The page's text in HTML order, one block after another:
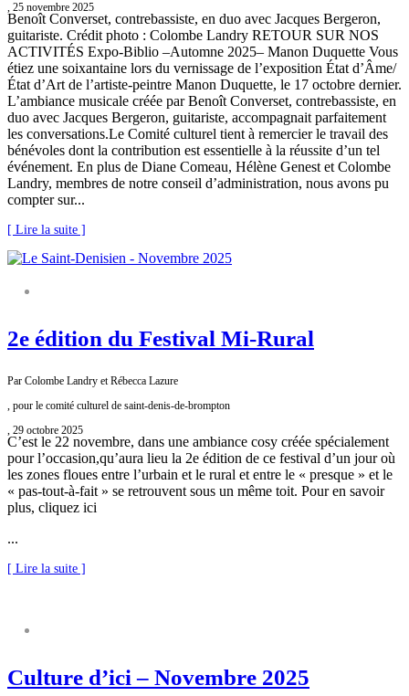
, 25 novembre 2025
Benoît Converset, contrebassiste, en duo avec Jacques Bergeron,
guitariste. Crédit photo : Colombe Landry RETOUR SUR NOS
ACTIVITÉS Expo-Biblio –Automne 2025– Manon Duquette Vous
étiez une soixantaine lors du vernissage de l’exposition État d’Âme/
État d’Art de l’artiste-peintre Manon Duquette, le 17 octobre dernier.
L’ambiance musicale créée par Benoît Converset, contrebassiste, en
duo avec Jacques Bergeron, guitariste, accompagnait parfaitement
les conversations.Le Comité culturel tient à remercier le travail des
bénévoles dont la contribution est essentielle à la réussite d’un tel
événement. En plus de Diane Comeau, Hélène Genest et Colombe
Landry, membres de notre conseil d’administration, nous avons pu
compter sur...
[ Lire la suite ]
2e édition du Festival Mi-Rural
Par Colombe Landry et Rébecca Lazure
, pour le comité culturel de saint-denis-de-brompton
, 29 octobre 2025
C’est le 22 novembre, dans une ambiance cosy créée spécialement
pour l’occasion,qu’aura lieu la 2e édition de ce festival d’un jour où
les zones floues entre l’urbain et le rural et entre le « presque » et le
« pas-tout-à-fait » se retrouvent sous un même toit. Pour en savoir
plus, cliquez ici
...
[ Lire la suite ]
Culture d’ici – Novembre 2025